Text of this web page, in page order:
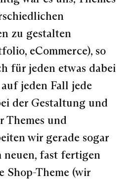
zu gestalten
eCommerce), so
für jeden etwas dabei
jeden Fall jede
der Gestaltung und
Themes und
wir gerade sogar
neuen, fast fertigen
Shop-Theme (wir